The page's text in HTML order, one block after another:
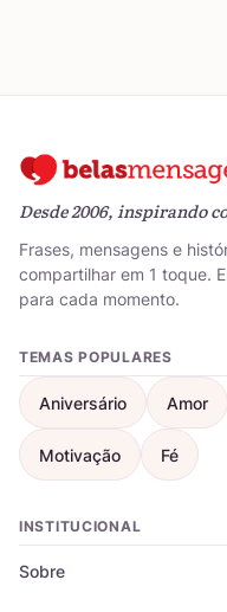
Desde 2006, inspirando
Frases, mensagens e
compartilhar em 1 toque.
para cada momento.
TEMAS POPULARES
Aniversário Amor
Motivação Fé
INSTITUCIONAL
Sobre